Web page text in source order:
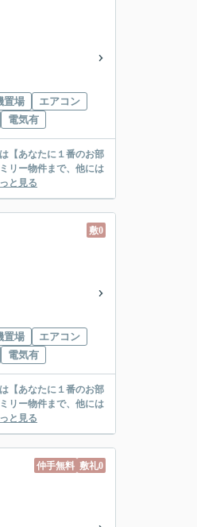
置場
エアコン
電気有
と見る
敷0
置場
エアコン
電気有
と見る
仲手無料 敷礼0